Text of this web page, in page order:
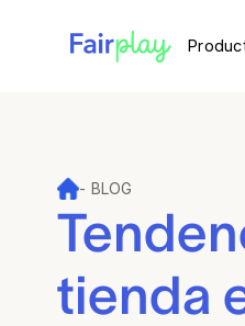
- BLOG
tienda